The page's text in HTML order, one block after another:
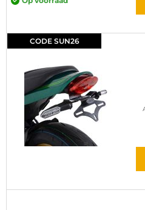
CODE SUN26